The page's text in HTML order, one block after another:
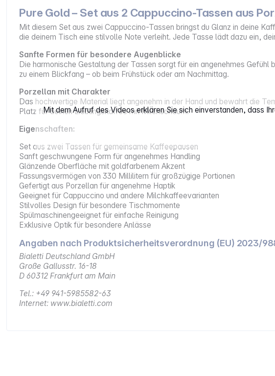
Mit dem Aufruf des Videos erklären Sie sich einverstanden, dass
Pure Gold – Set aus 2 Cappuccino-Tassen aus
Mit diesem Set aus zwei Cappuccino-Tassen bringst du Glanz in deine
die deinem Tisch eine stilvolle Note verleiht. Jede Tasse lädt dazu ein,
Sanfte Formen für besondere Augenblicke
Die harmonische Gestaltung der Tassen sorgt für ein angenehmes
zu einem Blickfang – ob beim Frühstück oder am Nachmittag.
Porzellan mit Charakter
Das hochwertige Material liegt angenehm in der Hand und bewahrt die
Platz für deinen Lieblingskaffee mit Milchschaum.
Eigenschaften:
Set aus zwei Tassen für gemeinsame Kaffeepausen
Sanft geschwungene Form für angenehmes Handling
Glänzende Oberfläche mit goldfarbenem Akzent
Fassungsvermögen von 330 Millilitern für großzügige Portionen
Gefertigt aus Porzellan für angenehme Haptik
Geeignet für Cappuccino und andere Milchkaffeevarianten
Stilvolles Design für besondere Tischmomente
Spülmaschinengeeignet für einfache Reinigung
Exklusive Optik für besondere Anlässe
Angaben nach Produktsicherheitsverordnung (EU) 2023/
Bialetti Deutschland GmbH
Große Gallusstr. 16-18
D 60312 Frankfurt am Main
Tel.: +49 941-5985582-63
Internet: www.bialetti.com